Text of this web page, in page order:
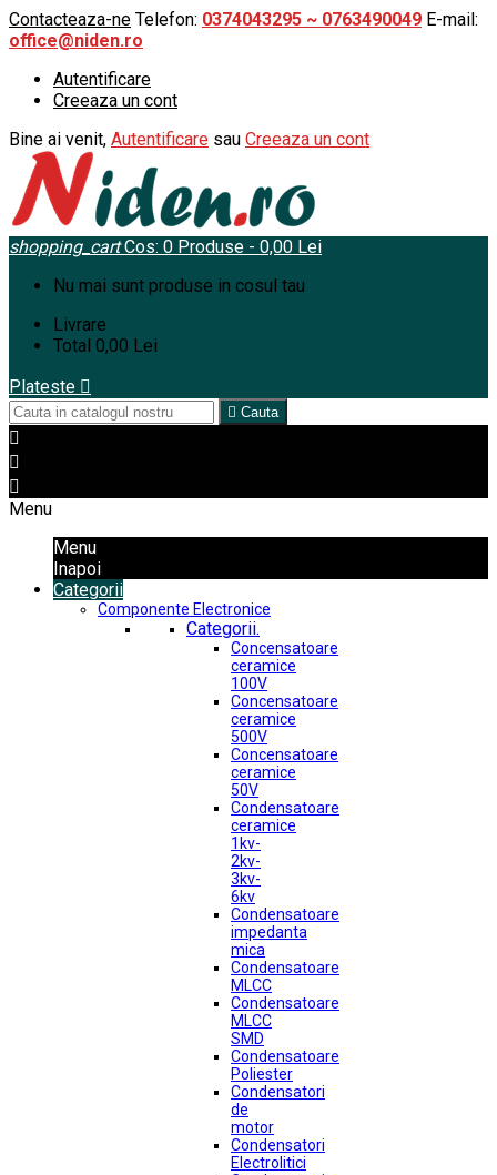
Contacteaza-ne Telefon: 0374043295 ~ 0763490049 E-mail:
office@niden.ro
Autentificare
Creeaza un cont
Bine ai venit, Autentificare sau Creeaza un cont
shopping_cart Cos: 0 Produse - 0,00 Lei
Nu mai sunt produse in cosul tau
Livrare
Total 0,00 Lei
Plateste 
 Cauta



Menu
Menu
Inapoi
Categorii
Componente Electronice
Categorii.
Concensatoare
ceramice
100V
Concensatoare
ceramice
500V
Concensatoare
ceramice
50V
Condensatoare
ceramice
1kv-
2kv-
3kv-
6kv
Condensatoare
impedanta
mica
Condensatoare
MLCC
Condensatoare
MLCC
SMD
Condensatoare
Poliester
Condensatori
de
motor
Condensatori
Electrolitici